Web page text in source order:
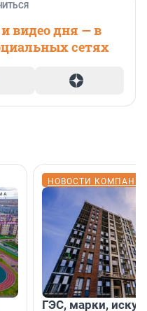
видео дня — в
сетях
НОВОСТИ
ГЭС, марки,